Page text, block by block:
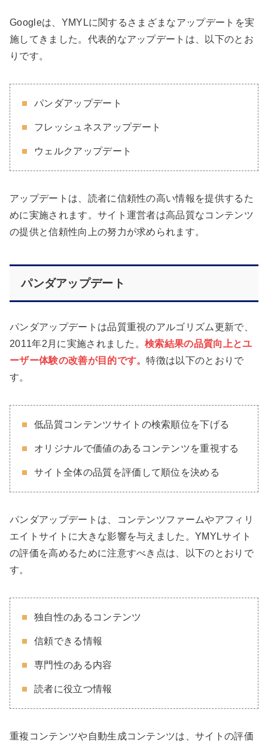
Googleは、YMYLに関するさまざまなアップデートを実
施してきました。代表的なアップデートは、以下のとお
りです。
パンダアップデート
フレッシュネスアップデート
ウェルクアップデート
アップデートは、読者に信頼性の高い情報を提供するた
めに実施されます。サイト運営者は高品質なコンテンツ
の提供と信頼性向上の努力が求められます。
パンダアップデート
パンダアップデートは品質重視のアルゴリズム更新で、
2011年2月に実施されました。検索結果の品質向上とユ
ーザー体験の改善が目的です。特徴は以下のとおりで
す。
低品質コンテンツサイトの検索順位を下げる
オリジナルで価値のあるコンテンツを重視する
サイト全体の品質を評価して順位を決める
パンダアップデートは、コンテンツファームやアフィリ
エイトサイトに大きな影響を与えました。YMYLサイト
の評価を高めるために注意すべき点は、以下のとおりで
す。
独自性のあるコンテンツ
信頼できる情報
専門性のある内容
読者に役立つ情報
重複コンテンツや自動生成コンテンツは、サイトの評価